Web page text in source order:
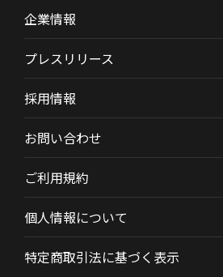
企業情報
プレスリリース
採用情報
お問い合わせ
ご利用規約
個人情報について
特定商取引法に基づく表示